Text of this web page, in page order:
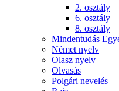
2. osztály
6. osztály
8. osztály
Mindentudás
Német nyelv
Olasz nyelv
Olvasás
Polgári nevelés